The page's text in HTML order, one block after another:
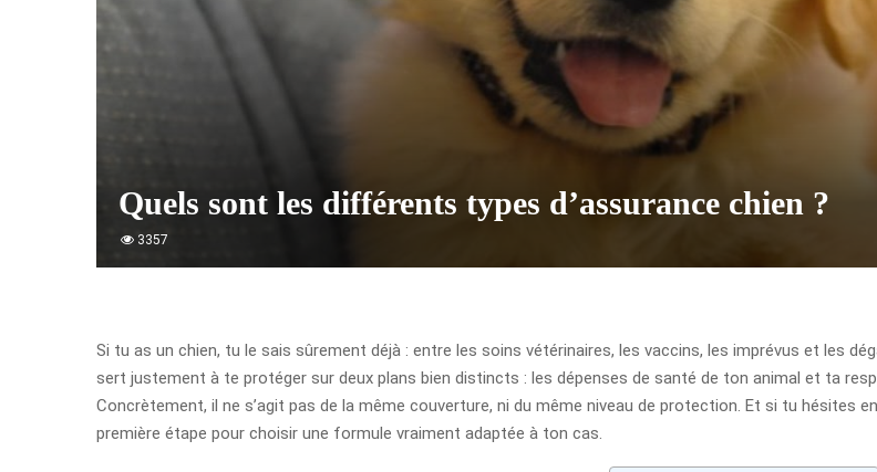
Quels sont les différents types d’assurance chien ?
3357
Si tu as un chien, tu le sais sûrement déjà : entre les soins vétérinaires, les vaccins, les imprévus et les
sert justement à te protéger sur deux plans bien distincts : les dépenses de santé de ton animal et ta
Concrètement, il ne s’agit pas de la même couverture, ni du même niveau de protection. Et si tu hésites
première étape pour choisir une formule vraiment adaptée à ton cas.